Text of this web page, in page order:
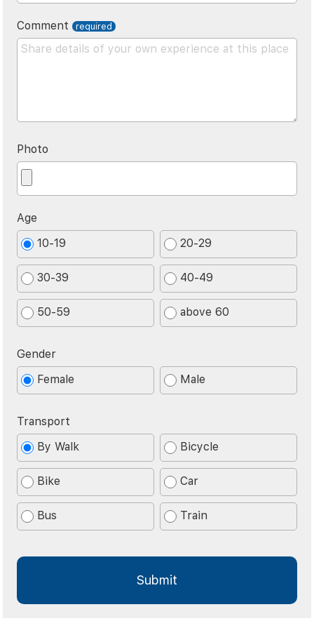
Comment
Photo
Age
10-19
20-29
30-39 40-49
50-59 above 60
Gender
Female
Male
Transport
By Walk
Bicycle
Bike Car
Bus Train